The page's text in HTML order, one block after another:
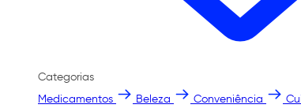
Categorias
Medicamentos
Beleza Conveniência